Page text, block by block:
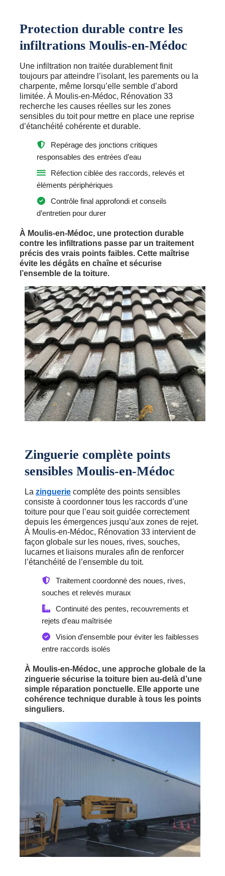
Protection durable contre les
infiltrations Moulis-en-Médoc
Une infiltration non traitée durablement finit
toujours par atteindre l’isolant, les parements ou la
charpente, même lorsqu’elle semble d’abord
limitée. À Moulis-en-Médoc, Rénovation 33
recherche les causes réelles sur les zones
sensibles du toit pour mettre en place une reprise
d’étanchéité cohérente et durable.
Repérage des jonctions critiques
responsables des entrées d’eau
Réfection ciblée des raccords, relevés et
éléments périphériques
Contrôle final approfondi et conseils
d’entretien pour durer
À Moulis-en-Médoc, une protection durable
contre les infiltrations passe par un traitement
précis des vrais points faibles. Cette maîtrise
évite les dégâts en chaîne et sécurise
l’ensemble de la toiture.
Zinguerie complète points
sensibles Moulis-en-Médoc
La zinguerie complète des points sensibles
consiste à coordonner tous les raccords d’une
toiture pour que l’eau soit guidée correctement
depuis les émergences jusqu’aux zones de rejet.
À Moulis-en-Médoc, Rénovation 33 intervient de
façon globale sur les noues, rives, souches,
lucarnes et liaisons murales afin de renforcer
l’étanchéité de l’ensemble du toit.
Traitement coordonné des noues, rives,
souches et relevés muraux
Continuité des pentes, recouvrements et
rejets d’eau maîtrisée
Vision d’ensemble pour éviter les faiblesses
entre raccords isolés
À Moulis-en-Médoc, une approche globale de la
zinguerie sécurise la toiture bien au-delà d’une
simple réparation ponctuelle. Elle apporte une
cohérence technique durable à tous les points
singuliers.